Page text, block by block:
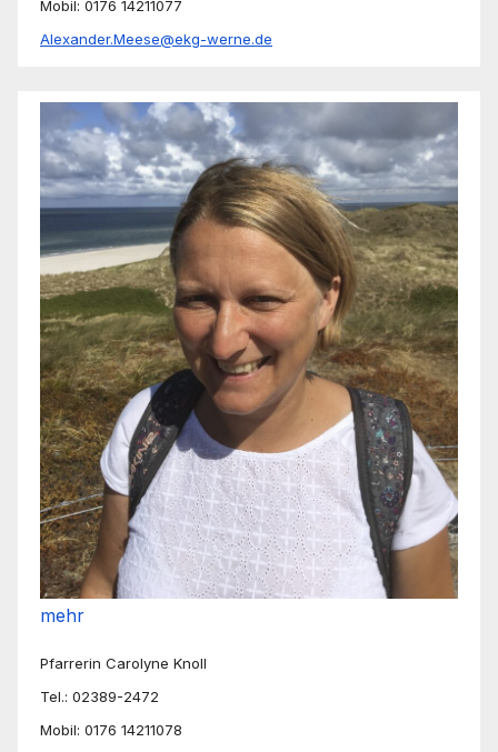
Mobil: 0176 14211077
Alexander.Meese@ekg-werne.de
mehr
Pfarrerin Carolyne Knoll
Tel.: 02389-2472
Mobil: 0176 14211078